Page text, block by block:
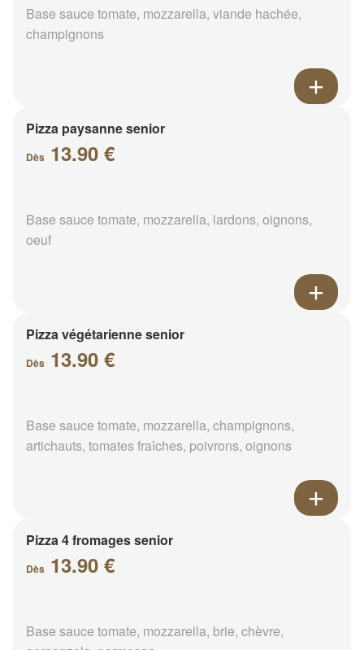
Base sauce tomate, mozzarella, viande hachée,
champignons
Pizza paysanne senior
Dès 13.90 €
Base sauce tomate, mozzarella, lardons, oignons,
oeuf
Pizza végétarienne senior
Dès 13.90 €
Base sauce tomate, mozzarella, champignons,
artichauts, tomates fraîches, poivrons, oignons
Pizza 4 fromages senior
Dès 13.90 €
Base sauce tomate, mozzarella, brie, chèvre,